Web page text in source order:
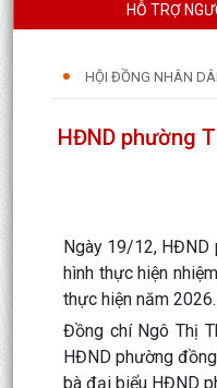
HỖ TRỢ
HỘI ĐỒNG NHÂN
HĐND phường
Ngày 19/12, HĐND
hình thực hiện
thực hiện năm 2026.
Đồng chí Ngô Thị
HĐND phường
bà đại biểu HĐND